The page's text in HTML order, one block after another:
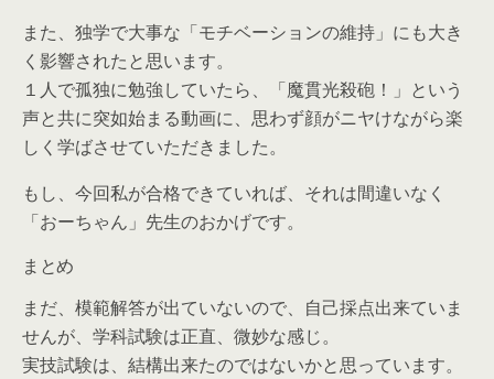
また、独学で大事な「モチベーションの維持」にも大き
く影響されたと思います。
１人で孤独に勉強していたら、「魔貫光殺砲！」という
声と共に突如始まる動画に、思わず顔がニヤけながら楽
しく学ばさせていただきました。
もし、今回私が合格できていれば、それは間違いなく
「おーちゃん」先生のおかげです。
まとめ
まだ、模範解答が出ていないので、自己採点出来ていま
せんが、学科試験は正直、微妙な感じ。
実技試験は、結構出来たのではないかと思っています。